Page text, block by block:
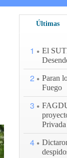
Últimas
1
El
2
Paran
Fuego
3
Privada
4